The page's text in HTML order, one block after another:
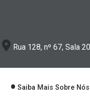
Rua 128, nº 67, Sala
Saiba Mais Sobre Nós